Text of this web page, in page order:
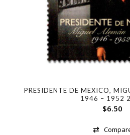
PRESIDENTE DE MEXICO,
1946 – 1952
$6.50